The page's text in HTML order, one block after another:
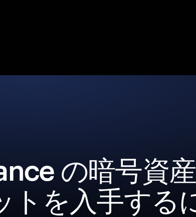
の暗号資産
トを入手する